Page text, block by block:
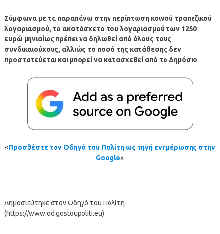
Σύμφωνα με τα παραπάνω στην περίπτωση κοινού τραπεζικού
λογαριασμού, το ακατάσχετο του λογαριασμού των 1250
ευρώ μηνιαίως πρέπει να δηλωθεί από όλους τους
συνδικαιούχους, αλλιώς το ποσό της κατάθεσης δεν
προστατεύεται και μπορεί να κατασχεθεί από το Δημόσιο
«Προσθέστε τον Οδηγό του Πολίτη ως πηγή ενημέρωσης στην
Google»
Δημοσιεύτηκε στον Οδηγό του Πολίτη
(https://www.odigostoupoliti.eu)